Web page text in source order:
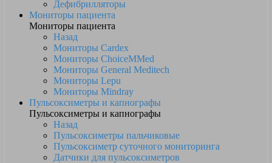
Дефибрилляторы
Мониторы пациента
Мониторы пациента
Назад
Мониторы Cardex
Мониторы ChoiceMMed
Мониторы General Meditech
Мониторы Lepu
Мониторы Mindray
Пульсоксиметры и капнографы
Пульсоксиметры и капнографы
Назад
Пульсоксиметры пальчиковые
Пульсоксиметр суточного мониторинга
Датчики для пульсоксиметров